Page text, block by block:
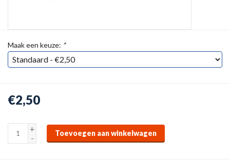
Maak een keuze: *
€2,50
+
-
Toevoegen aan winkelwagen